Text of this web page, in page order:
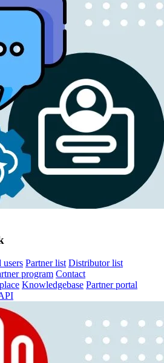
users Partner list Distributor list
program Contact
Knowledgebase Partner portal